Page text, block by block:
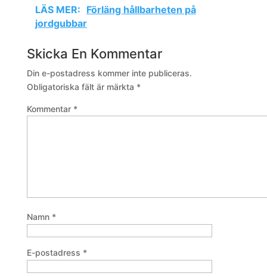
LÄS MER: Förläng hållbarheten på
jordgubbar
Skicka En Kommentar
Din e-postadress kommer inte publiceras.
Obligatoriska fält är märkta *
Kommentar *
Namn *
E-postadress *